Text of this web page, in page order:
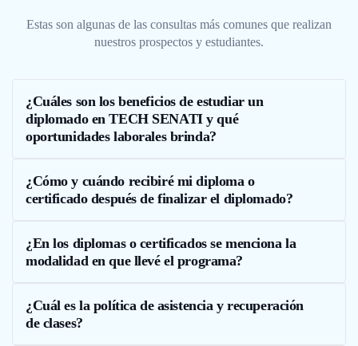
Estas son algunas de las consultas más comunes que realizan
nuestros prospectos y estudiantes.
¿Cuáles son los beneficios de estudiar un
diplomado en TECH SENATI y qué
oportunidades laborales brinda?
¿Cómo y cuándo recibiré mi diploma o
certificado después de finalizar el diplomado?
¿En los diplomas o certificados se menciona la
modalidad en que llevé el programa?
¿Cuál es la política de asistencia y recuperación
de clases?